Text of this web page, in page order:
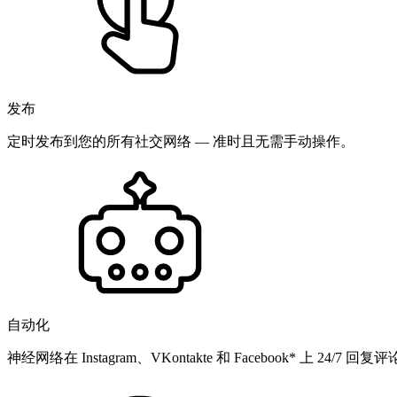
发布
定时发布到您的所有社交网络 — 准时且无需手动操作。
自动化
神经网络在 Instagram、VKontakte 和 Facebook* 上 24/7 回复评